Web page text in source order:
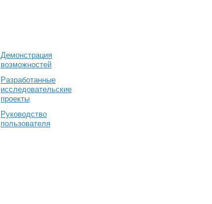
Демонстрация
возможностей
Разработанные
исследовательские
проекты
Руководство
пользователя